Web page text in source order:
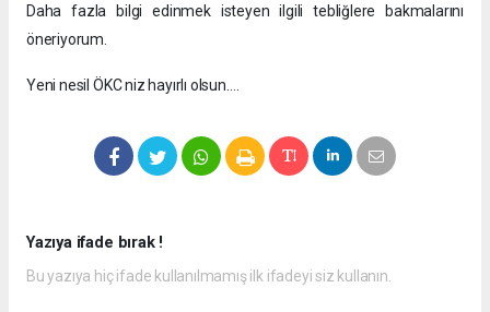
Daha fazla bilgi edinmek isteyen ilgili tebliğlere bakmalarını
öneriyorum.
Yeni nesil ÖKC niz hayırlı olsun….
Yazıya ifade bırak !
Bu yazıya hiç ifade kullanılmamış ilk ifadeyi siz kullanın.